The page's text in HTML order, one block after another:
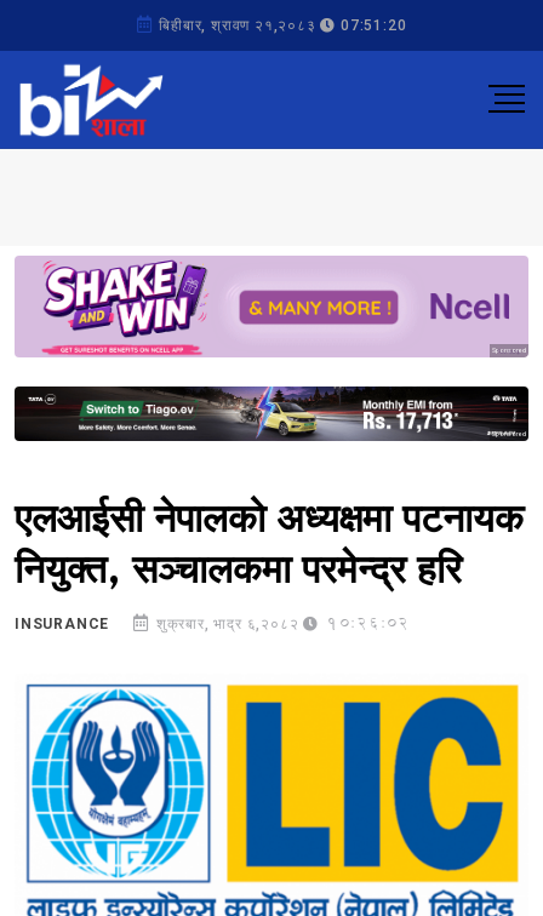
बिहीबार, श्रावण २१,२०८३ 07:51:20
Sponsored
Sponsored
एलआईसी नेपालको अध्यक्षमा पटनायक
नियुक्त, सञ्चालकमा परमेन्द्र हरि
INSURANCE शुक्रबार, भाद्र ६,२०८२ 10:26:02